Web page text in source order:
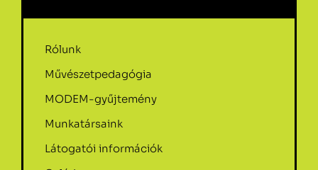
Rólunk
Művészetpedagógia
MODEM-gyűjtemény
Munkatársaink
Látogatói információk